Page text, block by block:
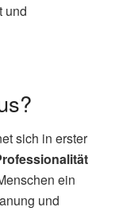
und
sich in erster
ein
und